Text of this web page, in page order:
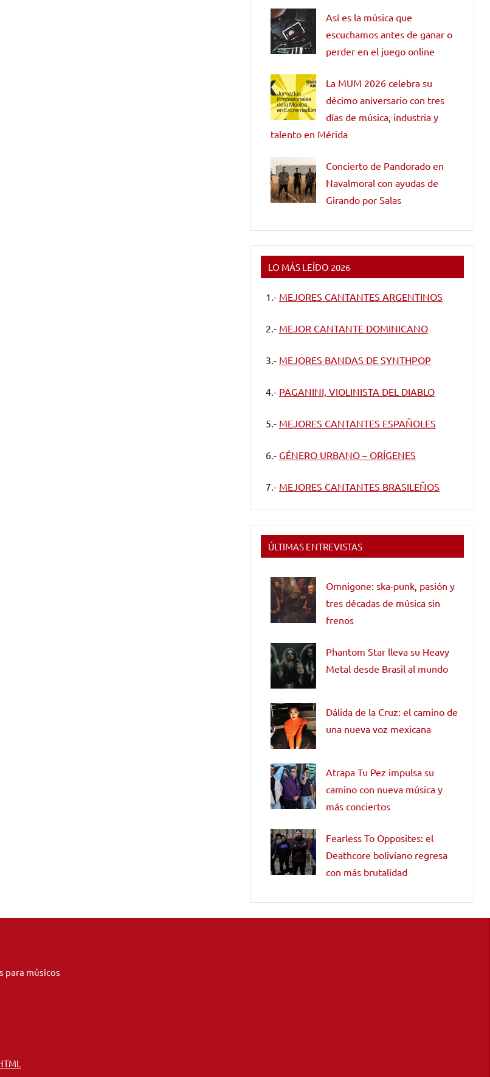
Así es la música que
escuchamos antes de ganar o
perder en el juego online
La MUM 2026 celebra su
décimo aniversario con tres
días de música, industria y
talento en Mérida
Concierto de Pandorado en
Navalmoral con ayudas de
Girando por Salas
LO MÁS LEÍDO 2026
1.- MEJORES CANTANTES ARGENTINOS
2.- MEJOR CANTANTE DOMINICANO
3.- MEJORES BANDAS DE SYNTHPOP
4.- PAGANINI, VIOLINISTA DEL DIABLO
5.- MEJORES CANTANTES ESPAÑOLES
6.- GÉNERO URBANO – ORÍGENES
7.- MEJORES CANTANTES BRASILEÑOS
ÚLTIMAS ENTREVISTAS
Omnigone: ska-punk, pasión y
tres décadas de música sin
frenos
Phantom Star lleva su Heavy
Metal desde Brasil al mundo
Dálida de la Cruz: el camino de
una nueva voz mexicana
Atrapa Tu Pez impulsa su
camino con nueva música y
más conciertos
Fearless To Opposites: el
Deathcore boliviano regresa
con más brutalidad
para músicos